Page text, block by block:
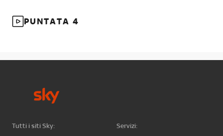
PUNTATA 4
Tutti i siti Sky:
Servizi: